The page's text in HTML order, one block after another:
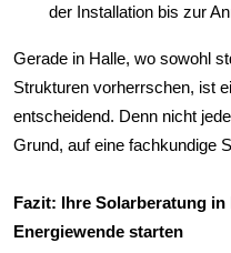
der Installation bis zur
Gerade in Halle, wo sowohl
Strukturen vorherrschen, ist
entscheidend. Denn nicht
Grund, auf eine fachkundige
Fazit: Ihre Solarberatung
Energiewende starten